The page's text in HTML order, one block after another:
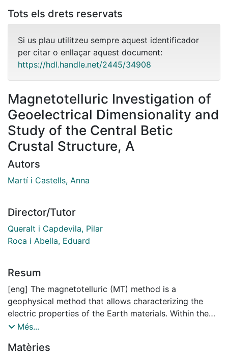
Tots els drets reservats
Si us plau utilitzeu sempre aquest identificador
per citar o enllaçar aquest document:
https://hdl.handle.net/2445/34908
Magnetotelluric Investigation of
Geoelectrical Dimensionality and
Study of the Central Betic
Crustal Structure, A
Autors
Martí i Castells, Anna
Director/Tutor
Queralt i Capdevila, Pilar
Roca i Abella, Eduard
Resum
[eng] The magnetotelluric (MT) method is a
geophysical method that allows characterizing the
electric properties of the Earth materials. Within the
frame of this method, this thesis is divided in two
methodological contributions to the dimensionality
Més...
Matèries